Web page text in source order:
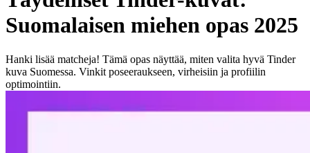
Suomalaisen miehen opas 2025
Hanki lisää matcheja! Tämä opas näyttää, miten valita hyvä Tinder
kuva Suomessa. Vinkit poseeraukseen, virheisiin ja profiilin
optimointiin.